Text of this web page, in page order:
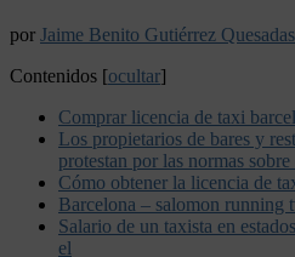
por Jaime Benito Gutiérrez Quesada
Contenidos [ocultar]
Comprar licencia de taxi
Los propietarios de bares y
protestan por las normas
Cómo obtener la licencia de
Barcelona – salomon running
Salario de un taxista en
el